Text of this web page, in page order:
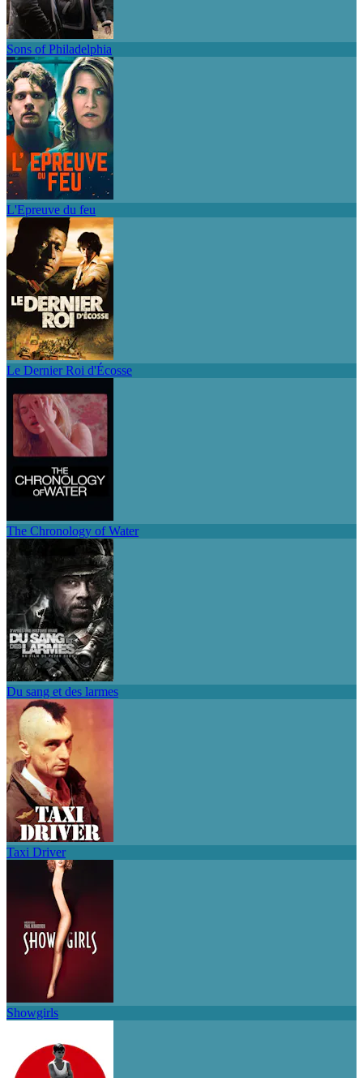
Sons of Philadelphia
L'Epreuve du feu
Le Dernier Roi d'Écosse
The Chronology of Water
Du sang et des larmes
Taxi Driver
Showgirls